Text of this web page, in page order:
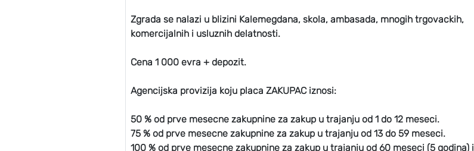
Zgrada se nalazi u blizini Kalemegdana, skola, ambasada, mnogih trgovackih,
komercijalnih i usluznih delatnosti.
Cena 1 000 evra + depozit.
Agencijska provizija koju placa ZAKUPAC iznosi:
50 % od prve mesecne zakupnine za zakup u trajanju od 1 do 12 meseci.
75 % od prve mesecne zakupnine za zakup u trajanju od 13 do 59 meseci.
100 % od prve mesecne zakupnine za zakup u trajanju od 60 meseci (5 godina) i